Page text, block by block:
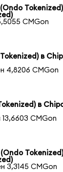
CMGon
в
4,8206 CMGon
в
13,6603 CMGon
3,3145 CMGon